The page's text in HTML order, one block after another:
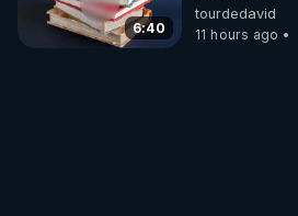
6:40
tourdedavid
11 hours ago